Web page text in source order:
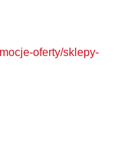
oferty/sklepy-